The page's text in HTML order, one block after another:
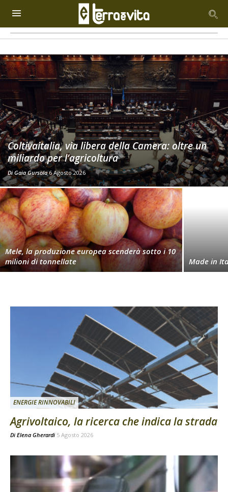
Coltivaitalia, via libera della Camera: oltre un
miliardo per l’agricoltura
DiGaia Gursola 6 Agosto 2026
Mele, la produzione europea scenderà sotto i 10
milioni di tonnellate
Made in
ENERGIE RINNOVABILI
Agrivoltaico, la ricerca che indica la strada
Di Elena Gherardi 5 Agosto 2026